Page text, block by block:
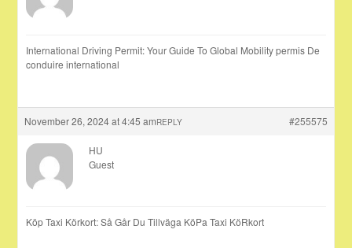
International Driving Permit: Your Guide To Global Mobility permis De
conduire international
November 26, 2024 at 4:45 am #255575
REPLY
HU
Guest
Köp Taxi Körkort: Så Går Du Tillväga KöPa Taxi KöRkort